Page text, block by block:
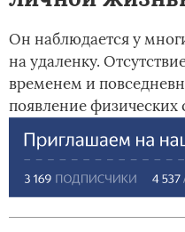
Он наблюдается у
на удаленку.
временем и
появление физических